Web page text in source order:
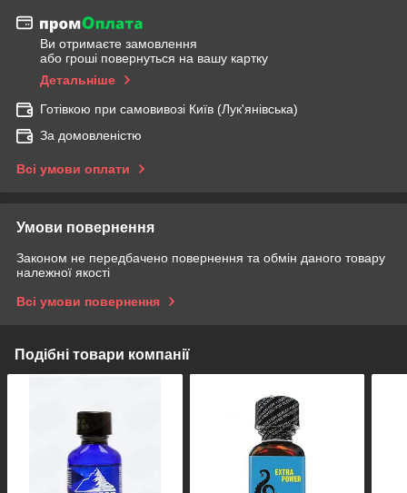
Ви отримаєте замовлення
або гроші повернуться на вашу картку
Детальніше
Готівкою при самовивозі Київ (Лук'янівська)
За домовленістю
Всі умови оплати
Умови повернення
Законом не передбачено повернення та обмін даного товару
належної якості
Всі умови повернення
Подібні товари компанії